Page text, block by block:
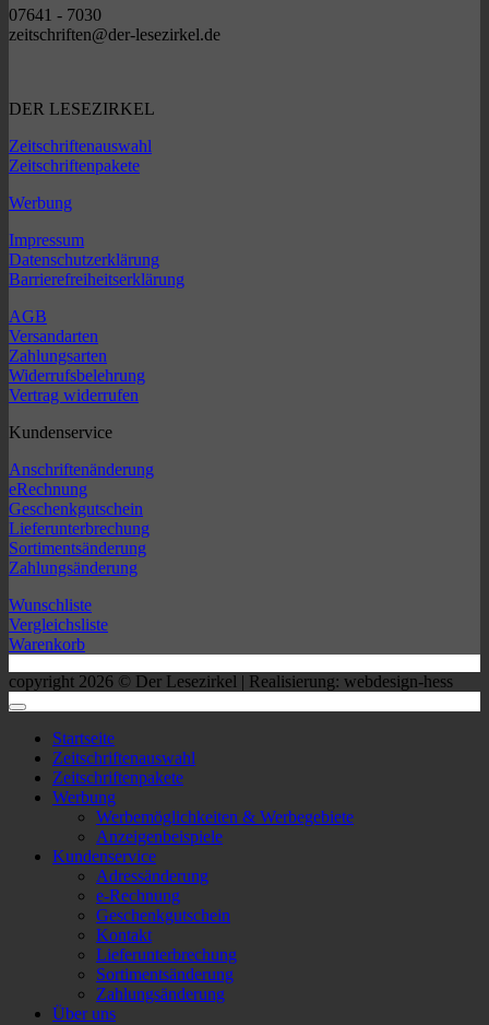
07641 - 7030
zeitschriften@der-lesezirkel.de
DER LESEZIRKEL
Zeitschriftenauswahl
Zeitschriftenpakete
Werbung
Impressum
Datenschutzerklärung
Barrierefreiheitserklärung
AGB
Versandarten
Zahlungsarten
Widerrufsbelehrung
Vertrag widerrufen
Kundenservice
Anschriftenänderung
eRechnung
Geschenkgutschein
Lieferunterbrechung
Sortimentsänderung
Zahlungsänderung
Wunschliste
Vergleichsliste
Warenkorb
copyright 2026 © Der Lesezirkel | Realisierung: webdesign-hess
Startseite
Zeitschriftenauswahl
Zeitschriftenpakete
Werbung
Werbemöglichkeiten & Werbegebiete
Anzeigenbeispiele
Kundenservice
Adressänderung
e-Rechnung
Geschenkgutschein
Kontakt
Lieferunterbrechung
Sortimentsänderung
Zahlungsänderung
Über uns